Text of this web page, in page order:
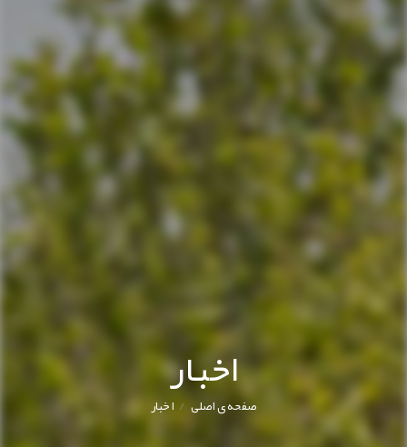
اخبار
صفحه ی اصلی/اخبار